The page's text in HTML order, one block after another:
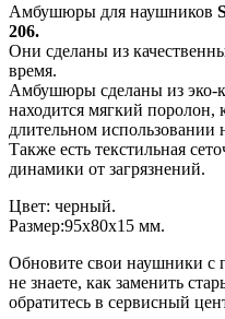
Амбушюры для наушников
206.
Они сделаны из
время.
Амбушюры сделаны из эко-
находится мягкий
длительном использовании
Также есть текстильная
динамики от загрязнений.
Цвет: черный.
Размер:95х80х15 мм.
Обновите свои наушники
не знаете, как заменить
обратитесь в сервисный